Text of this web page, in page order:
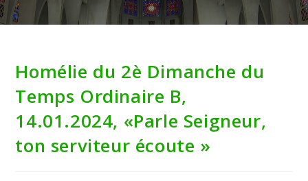
Homélie du 2è Dimanche du
Temps Ordinaire B,
14.01.2024, «Parle Seigneur,
ton serviteur écoute »